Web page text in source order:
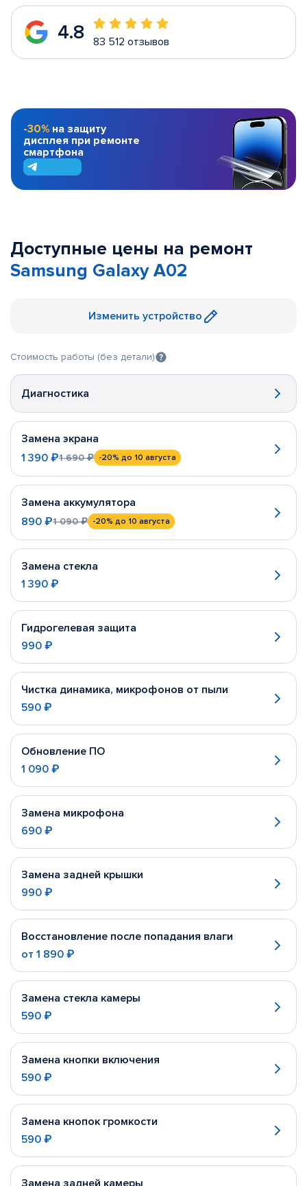
4.8 83 512 отзывов
-30% на защиту
дисплея при ремонте
смартфона
Доступные цены на ремонт
Samsung Galaxy A02
Изменить устройство
Стоимость работы (без детали)
Диагностика
Замена экрана
1 390 ₽1 690 ₽ -20% до 10 августа
Замена аккумулятора
890 ₽1 090 ₽ -20% до 10 августа
Замена стекла
1 390 ₽
Гидрогелевая защита
990 ₽
Чистка динамика, микрофонов от пыли
590 ₽
Обновление ПО
1 090 ₽
Замена микрофона
690 ₽
Замена задней крышки
990 ₽
Восстановление после попадания влаги
от 1 890 ₽
Замена стекла камеры
590 ₽
Замена кнопки включения
590 ₽
Замена кнопок громкости
590 ₽
Замена задней камеры